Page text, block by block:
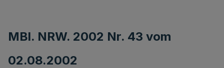
MBl. NRW. 2002 Nr. 43 vom
02.08.2002